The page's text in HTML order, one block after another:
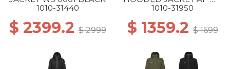
1010-31440
$ 2399.2$ 2999
40300 MARSH-DARK
1010-31950
$ 1359.2$ 1699